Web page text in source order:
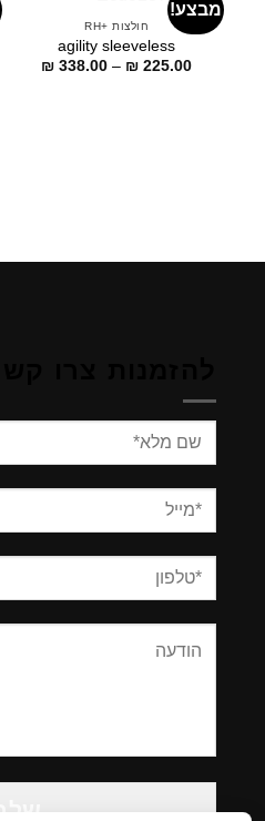
מבצע!
חולצות +RH
agility sleeveless
₪ 225.00
–
₪ 338.00
דילוג
Please
leave